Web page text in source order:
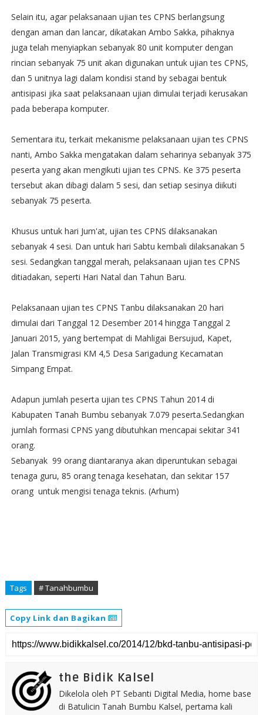
Selain itu, agar pelaksanaan ujian tes CPNS berlangsung
dengan aman dan lancar, dikatakan Ambo Sakka, pihaknya
juga telah menyiapkan sebanyak 80 unit komputer dengan
rincian sebanyak 75 unit akan digunakan untuk ujian tes CPNS,
dan 5 unitnya lagi dalam kondisi stand by sebagai bentuk
antisipasi jika saat pelaksanaan ujian dimulai terjadi kerusakan
pada beberapa komputer.
Sementara itu, terkait mekanisme pelaksanaan ujian tes CPNS
nanti, Ambo Sakka mengatakan dalam seharinya sebanyak 375
peserta yang akan mengikuti ujian tes CPNS. Ke 375 peserta
tersebut akan dibagi dalam 5 sesi, dan setiap sesinya diikuti
sebanyak 75 peserta.
Khusus untuk hari Jum'at, ujian tes CPNS dilaksanakan
sebanyak 4 sesi. Dan untuk hari Sabtu kembali dilaksanakan 5
sesi. Sedangkan tanggal merah, pelaksanaan ujian tes CPNS
ditiadakan, seperti Hari Natal dan Tahun Baru.
Pelaksanaan ujian tes CPNS Tanbu dilaksanakan 20 hari
dimulai dari Tanggal 12 Desember 2014 hingga Tanggal 2
Januari 2015, yang bertempat di Mahligai Bersujud, Kapet,
Jalan Transmigrasi KM 4,5 Desa Sarigadung Kecamatan
Simpang Empat.
Adapun jumlah peserta ujian tes CPNS Tahun 2014 di
Kabupaten Tanah Bumbu sebanyak 7.079 peserta.Sedangkan
jumlah formasi CPNS yang dibutuhkan mencapai sekitar 341
orang.
Sebanyak 99 orang diantaranya akan diperuntukan sebagai
tenaga guru, 85 orang tenaga kesehatan, dan sekitar 157
orang untuk mengisi tenaga teknis. (Arhum)
Tags # Tanahbumbu
Copy Link dan Bagikan
the Bidik Kalsel
Dikelola oleh PT Sebanti Digital Media, home base
di Batulicin Tanah Bumbu Kalsel, pertama kali